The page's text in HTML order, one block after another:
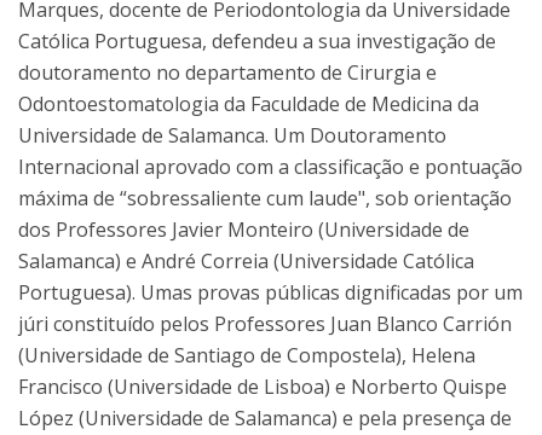
Marques, docente de Periodontologia da Universidade
Católica Portuguesa, defendeu a sua investigação de
doutoramento no departamento de Cirurgia e
Odontoestomatologia da Faculdade de Medicina da
Universidade de Salamanca. Um Doutoramento
Internacional aprovado com a classificação e pontuação
máxima de “sobressaliente cum laude", sob orientação
dos Professores Javier Monteiro (Universidade de
Salamanca) e André Correia (Universidade Católica
Portuguesa). Umas provas públicas dignificadas por um
júri constituído pelos Professores Juan Blanco Carrión
(Universidade de Santiago de Compostela), Helena
Francisco (Universidade de Lisboa) e Norberto Quispe
López (Universidade de Salamanca) e pela presença de